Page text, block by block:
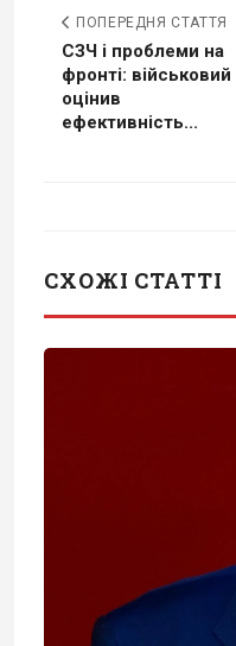
ПОПЕРЕДНЯ СТАТТЯ
СЗЧ і проблеми на
фронті: військовий
оцінив
ефективність...
СХОЖІ СТАТТІ